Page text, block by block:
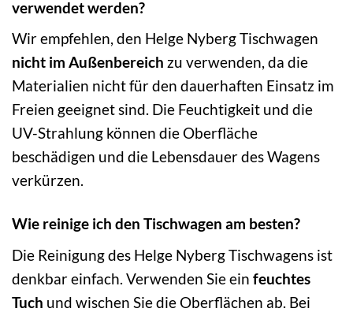
verwendet werden?
Wir empfehlen, den Helge Nyberg Tischwagen
nicht im Außenbereich zu verwenden, da die
Materialien nicht für den dauerhaften Einsatz im
Freien geeignet sind. Die Feuchtigkeit und die
UV-Strahlung können die Oberfläche
beschädigen und die Lebensdauer des Wagens
verkürzen.
Wie reinige ich den Tischwagen am besten?
Die Reinigung des Helge Nyberg Tischwagens ist
denkbar einfach. Verwenden Sie ein feuchtes
Tuch und wischen Sie die Oberflächen ab. Bei